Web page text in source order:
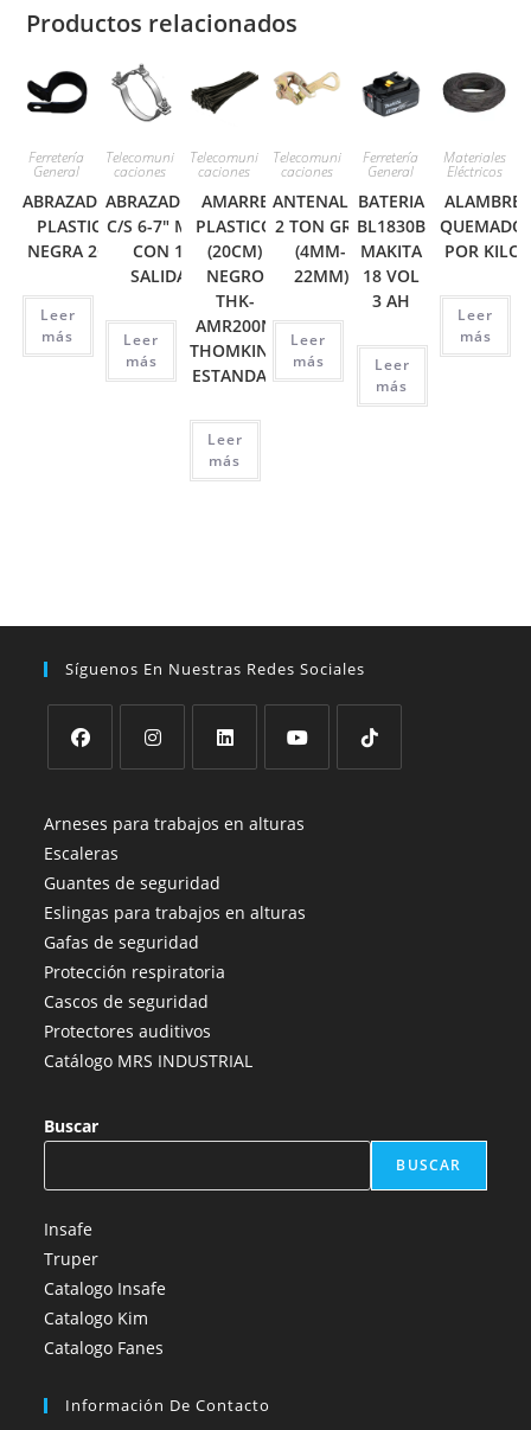
Productos relacionados
Ferretería
General
ABRAZADERA
PLASTICA
NEGRA 2CM
Leer
más
Telecomuni
caciones
ABRAZADERA
C/S 6-7″ MRS
CON 1
SALIDA
Leer
más
Telecomuni
caciones
AMARRE
PLASTICO
(20CM)
NEGRO
THK-
AMR200N
THOMKING
ESTANDAR
Leer
más
Telecomuni
caciones
ANTENALLA
2 TON GRIP
(4MM-
22MM)
Leer
más
Ferretería
General
BATERIA
BL1830B
MAKITA
18 VOL
3 AH
Leer
más
Materiales
Eléctricos
ALAMBRE
QUEMADO
POR KILO
Leer
más
Síguenos En Nuestras Redes Sociales
abre
en
una
nueva
pestaña
abre
una
nueva
pestaña
abre
una
nueva
pestaña
abre
nueva
Arneses para trabajos en alturas
Escaleras
Guantes de seguridad
Eslingas para trabajos en alturas
Gafas de seguridad
Protección respiratoria
Cascos de seguridad
Protectores auditivos
Catálogo MRS INDUSTRIAL
Buscar
BUSCAR
Insafe
Truper
Catalogo Insafe
Catalogo Kim
Catalogo Fanes
Información De Contacto